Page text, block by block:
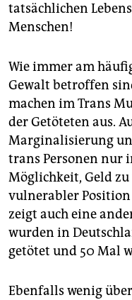
tatsächlichen
Menschen!
Wie immer am
Gewalt betroffen
machen im Trans
der Getöteten aus.
Marginalisierung
trans Personen nur
Möglichkeit, Geld
vulnerabler
zeigt auch eine
wurden in
getötet und 50 Mal
Ebenfalls wenig